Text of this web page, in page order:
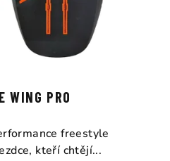
WING PRO
freestyle
kteří chtějí...